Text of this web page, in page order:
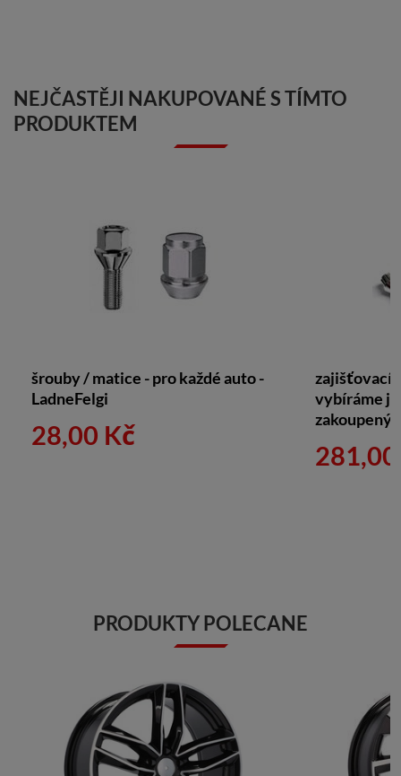
NEJČASTĚJI NAKUPOVANÉ S TÍMTO
PRODUKTEM
šrouby / matice - pro každé auto -
LadneFelgi
28,00 Kč
zajišťovací
vybíráme
PRODUKTY POLECANE